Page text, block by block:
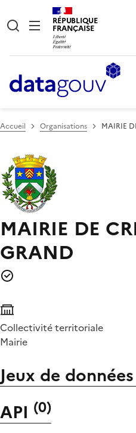
RÉPUBLIQUE
FRANÇAISE
Accueil Organisations MAIRIE
MAIRIE DE
GRAND
Collectivité territoriale
Mairie
Jeux de données
API (0)